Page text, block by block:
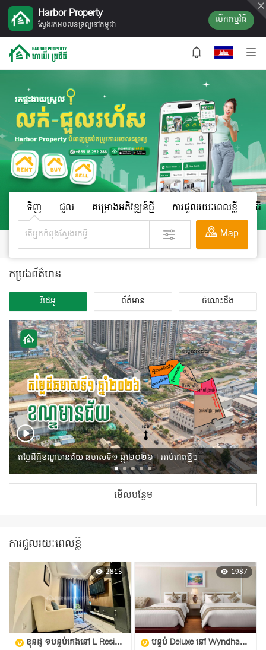
Harbor Property
ស្វែងរកអចលនទ្រព្យនៅកម្ពុជា បើក​កម្មវិធី
ទិញ ជួល គម្រោងអភិវឌ្ឍន៍ថ្មី ការជួលរយៈពេលខ្លី
ដី
Map
កម្រងព័ត៌មាន
វីដេអូ ព័ត៌មាន ចំណេះដឹង
តម្លៃដីធ្លីខណ្ឌមានជ័យ ឆមាសទី១ ឆ្នាំ២០២៦ | អាប់ដេតថ្មីៗ
មើលបន្ថែម
ការជួលរយៈពេលខ្លី
2815
ខុនដូ ១បន្ទប់គេងនៅ L Residence, បុរីកីឡា
1987
បន្ទប់ Deluxe នៅ Wyndham Grand Phnom Penh Capital